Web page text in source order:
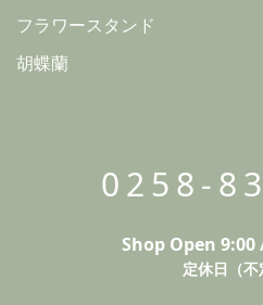
フラワースタンド
胡蝶蘭
0258-
Shop Open 9:00
定休日（不